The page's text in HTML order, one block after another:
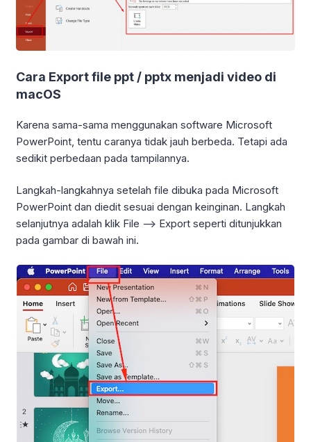
Cara Export file ppt / pptx menjadi video di
macOS
Karena sama-sama menggunakan software Microsoft
PowerPoint, tentu caranya tidak jauh berbeda. Tetapi ada
sedikit perbedaan pada tampilannya.
Langkah-langkahnya setelah file dibuka pada Microsoft
PowerPoint dan diedit sesuai dengan keinginan. Langkah
selanjutnya adalah klik File –> Export seperti ditunjukkan
pada gambar di bawah ini.